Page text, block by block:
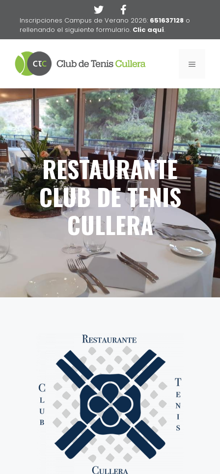
contenidoInscripciones Campus de Verano 2026: 651637128 o
rellenando el siguiente formulario. Clic aquí.
MENÚ
RESTAURANTE
CLUB DE TENIS
CULLERA